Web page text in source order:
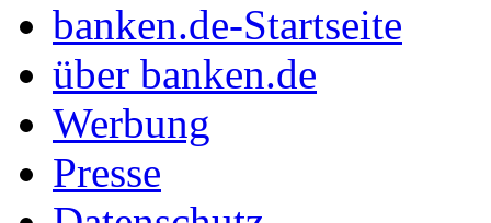
banken.de-Startseite
über banken.de
Werbung
Presse